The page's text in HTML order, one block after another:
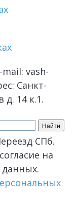
mail: vash-
Санкт-
д. 14 к.1.
СПб.
на